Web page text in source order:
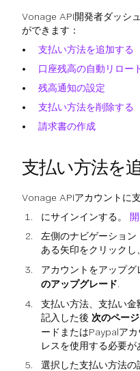
Vonage API開発者ダッシ
ができます：
支払い方法を追加する
口座残高の自動リロー
残高通知の設定
支払い方法を削除する
請求書の作成
支払い方法を
Vonage APIアカウントに
にサインインする。
左側のナビゲーショ
ある矢印をクリックし
アカウントをアップグ
のアップグレード.
支払い方法、支払い
記入した後 次のページ
ードまたはPaypalア
レスを使用する必要が
選択した支払い方法の